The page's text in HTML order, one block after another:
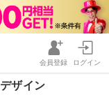
会員登録 ログイン
ザイン